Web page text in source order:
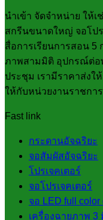
นำเข้า จัดจำหน่าย ให้
สกรีนขนาดใหญ่ จอโปร
สื่อการเรียนการสอน 5
ภาพสามมิติ อุปกรณ์ต่อ
ประชุม เรามีราคาส่ง
ให้กับหน่วยงานราชการ
Fast link
กระดานอัจฉริยะ
จอสัมผัสอัจฉริยะ
โปรเจคเตอร์
จอโปรเจคเตอร์
จอ LED full color
เครื่องฉายภาพ 3